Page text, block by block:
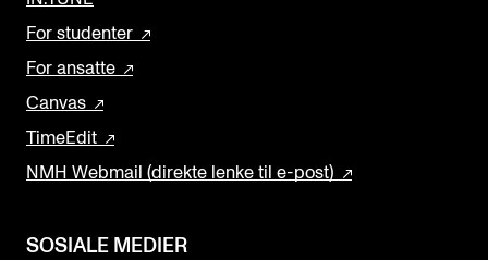
For studenter
For ansatte
Canvas
TimeEdit
NMH Webmail (direkte lenke til e-post)
SOSIALE MEDIER